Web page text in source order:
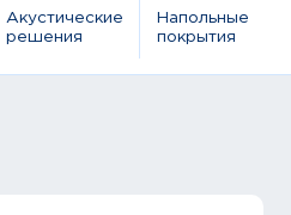
Акустические
решения
Напольные
покрытия